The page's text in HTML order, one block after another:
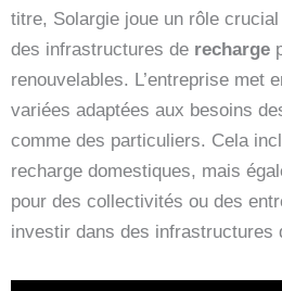
titre, Solargie joue un rôle
des infrastructures de recharge
renouvelables. L’entreprise met
variées adaptées aux besoins
comme des particuliers. Cela
recharge domestiques, mais
pour des collectivités ou des
investir dans des infrastructures